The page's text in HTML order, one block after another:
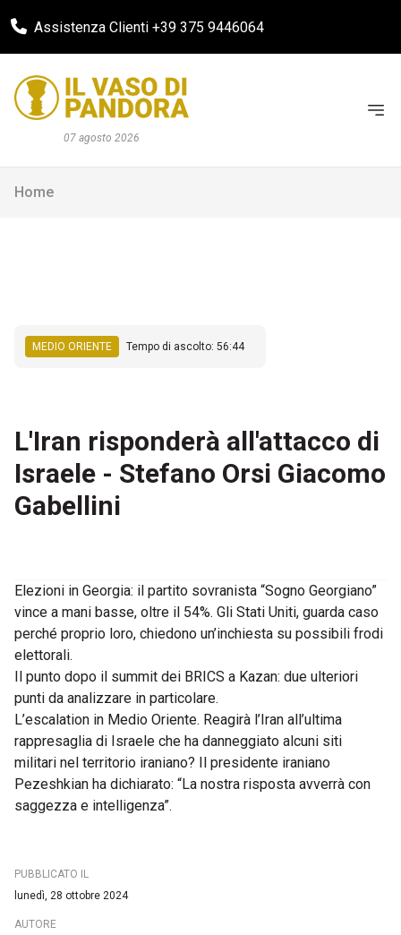
Assistenza Clienti +39 375 9446064
07 agosto 2026
Home
MEDIO ORIENTE Tempo di ascolto: 56:44
L'Iran risponderà all'attacco di
Israele - Stefano Orsi Giacomo
Gabellini
Elezioni in Georgia: il partito sovranista “Sogno Georgiano”
vince a mani basse, oltre il 54%. Gli Stati Uniti, guarda caso
perché proprio loro, chiedono un’inchiesta su possibili frodi
elettorali.
Il punto dopo il summit dei BRICS a Kazan: due ulteriori
punti da analizzare in particolare.
L’escalation in Medio Oriente. Reagirà l’Iran all’ultima
rappresaglia di Israele che ha danneggiato alcuni siti
militari nel territorio iraniano? Il presidente iraniano
Pezeshkian ha dichiarato: “La nostra risposta avverrà con
saggezza e intelligenza”.
PUBBLICATO IL
lunedì, 28 ottobre 2024
AUTORE